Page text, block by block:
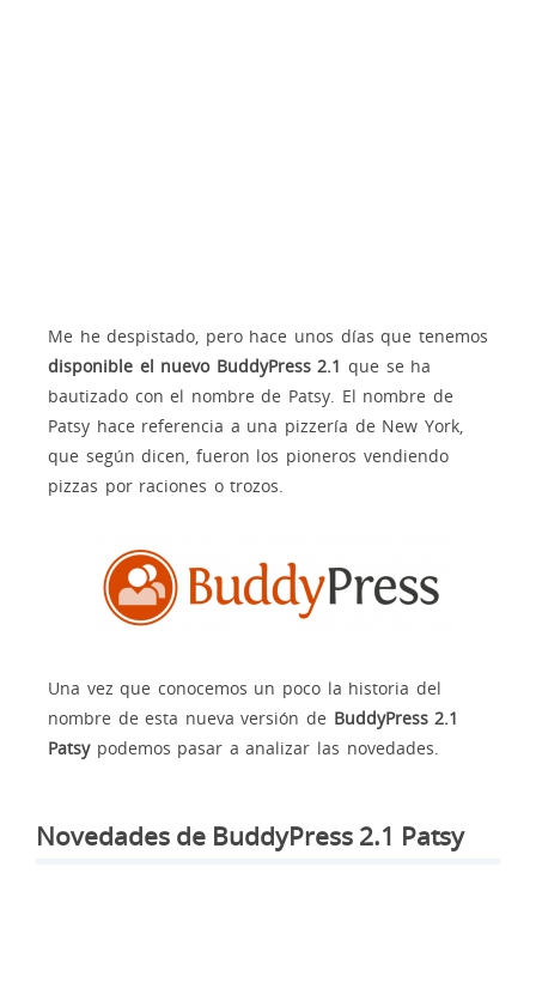
Me he despistado, pero hace unos días que tenemos
disponible el nuevo BuddyPress 2.1 que se ha
bautizado con el nombre de Patsy. El nombre de
Patsy hace referencia a una pizzería de New York,
que según dicen, fueron los pioneros vendiendo
pizzas por raciones o trozos.
Una vez que conocemos un poco la historia del
nombre de esta nueva versión de BuddyPress 2.1
Patsypodemos pasar a analizar las novedades.
Novedades de BuddyPress 2.1 Patsy